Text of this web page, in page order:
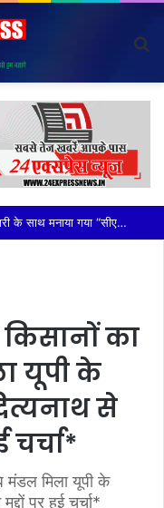
*विदेशी मूल के व्यक्तियों (नाइजीरियन) से परेशान होकर ग्राम वासियों ने रबूपुरा थाने में एक ज्ञापन दिया*
का
यूपी के
से
मंडल मिला यूपी के
पर हुई चर्चा*